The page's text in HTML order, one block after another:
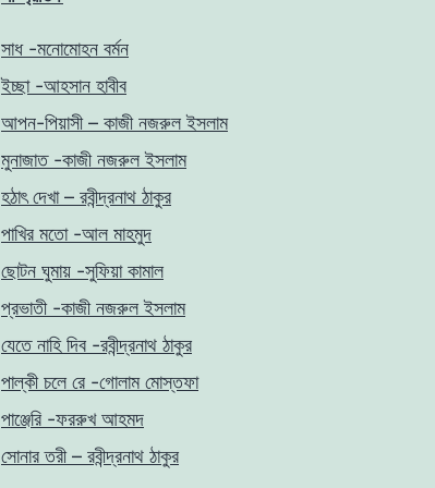
সাধ -মনোমোহন বর্মন
ইচ্ছা -আহসান হাবীব
আপন-পিয়াসী – কাজী নজরুল ইসলাম
মুনাজাত -কাজী নজরুল ইসলাম
হঠাৎ দেখা – রবীন্দ্রনাথ ঠাকুর
পাখির মতো -আল মাহমুদ
ছোটন ঘুমায় -সুফিয়া কামাল
প্রভাতী -কাজী নজরুল ইসলাম
যেতে নাহি দিব -রবীন্দ্রনাথ ঠাকুর
পাল্কী চলে রে -গোলাম মোস্তফা
পাঞ্জেরি -ফররুখ আহমদ
সোনার তরী – রবীন্দ্রনাথ ঠাকুর